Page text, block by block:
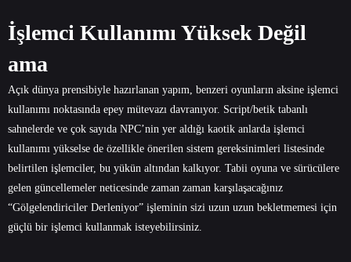
İşlemci Kullanımı Yüksek Değil
ama
Açık dünya prensibiyle hazırlanan yapım, benzeri oyunların aksine işlemci
kullanımı noktasında epey mütevazı davranıyor. Script/betik tabanlı
sahnelerde ve çok sayıda NPC’nin yer aldığı kaotik anlarda işlemci
kullanımı yükselse de özellikle önerilen sistem gereksinimleri listesinde
belirtilen işlemciler, bu yükün altından kalkıyor. Tabii oyuna ve sürücülere
gelen güncellemeler neticesinde zaman zaman karşılaşacağınız
“Gölgelendiriciler Derleniyor” işleminin sizi uzun uzun bekletmemesi için
güçlü bir işlemci kullanmak isteyebilirsiniz.